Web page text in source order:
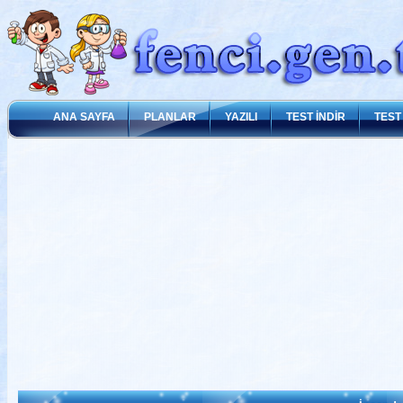
ANA SAYFA PLANLAR YAZILI TEST İNDİR